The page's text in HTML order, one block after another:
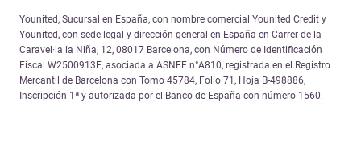
Younited, Sucursal en España, con nombre comercial Younited Credit y
Younited, con sede legal y dirección general en España en Carrer de la
Caravel·la la Niña, 12, 08017 Barcelona, con Número de Identificación
Fiscal W2500913E, asociada a ASNEF n°A810, registrada en el Registro
Mercantil de Barcelona con Tomo 45784, Folio 71, Hoja B-498886,
Inscripción 1ª y autorizada por el Banco de España con número 1560.